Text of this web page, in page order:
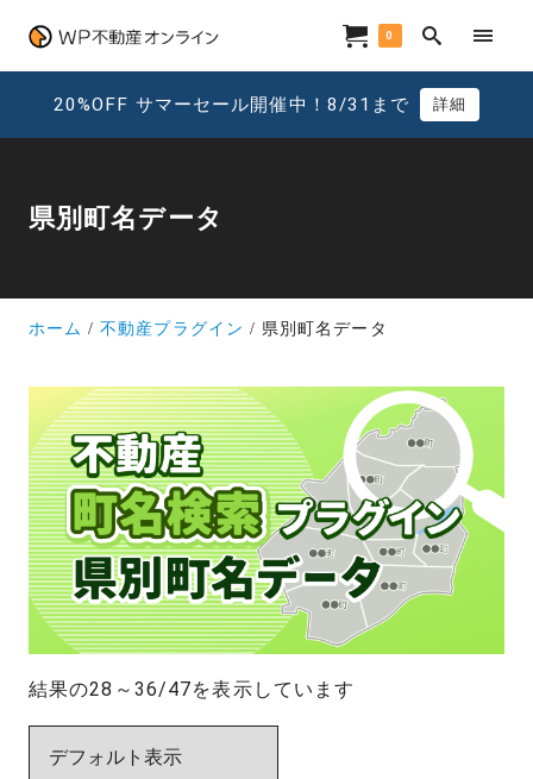
0
20%OFF サマーセール開催中！8/31まで 詳細
県別町名データ
ホーム 不動産プラグイン 県別町名データ
結果の28～36/47を表示しています